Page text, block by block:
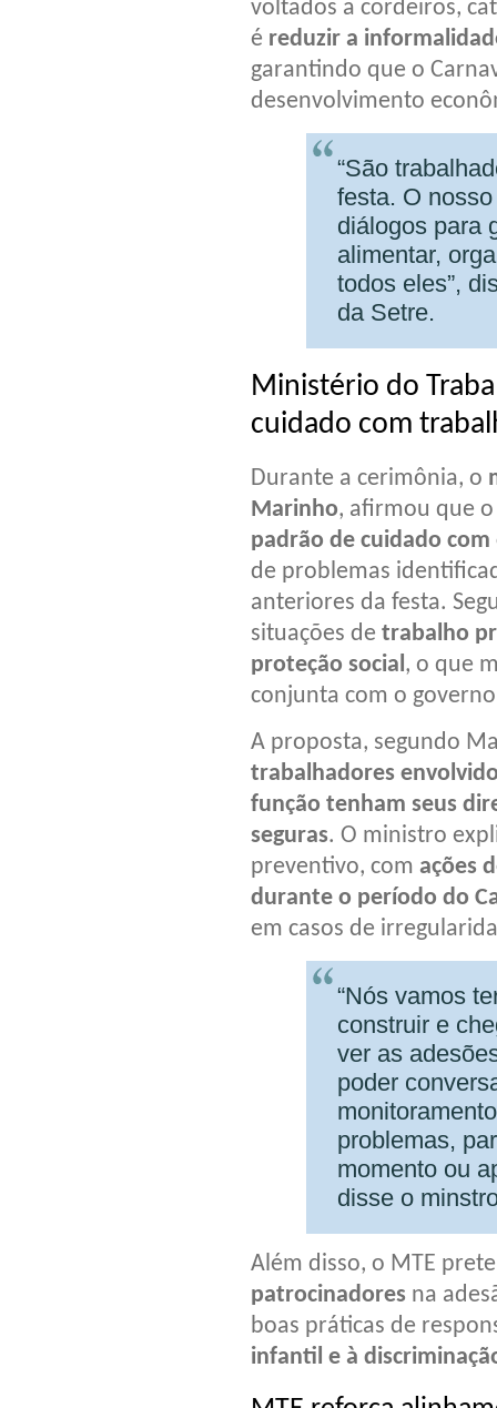
voltados a cordeiros,
é reduzir a
garantindo que o
desenvolvimento
“São
festa. O
diálogos para
alimentar,
todos eles”,
da Setre.
Ministério do
cuidado com
Durante a cerimônia, o
Marinho, afirmou que
padrão de cuidado
de problemas
anteriores da festa.
situações de trabalho
proteção social, o que
conjunta com o
A proposta, segundo
trabalhadores
função tenham seus
seguras. O ministro
preventivo, com ações
durante o período do
em casos de
“Nós vamos
construir e
ver as
poder
problemas,
momento ou
disse o
Além disso, o MTE
patrocinadores na
boas práticas de
infantil e à